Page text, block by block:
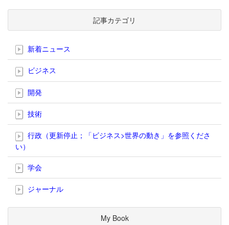
記事カテゴリ
新着ニュース
ビジネス
開発
技術
行政（更新停止；「ビジネス>世界の動き」を参照くださ
い）
学会
ジャーナル
My Book